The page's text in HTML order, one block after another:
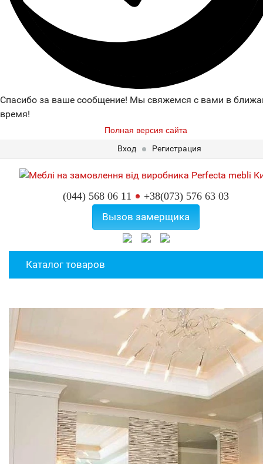
Спасибо за ваше сообщение! Мы свяжемся с вами в
время!
Полная версия сайта
Вход
Регистрация
(044) 568 06 11
+38(073) 576 63 03
Вызов замерщика
Каталог товаров